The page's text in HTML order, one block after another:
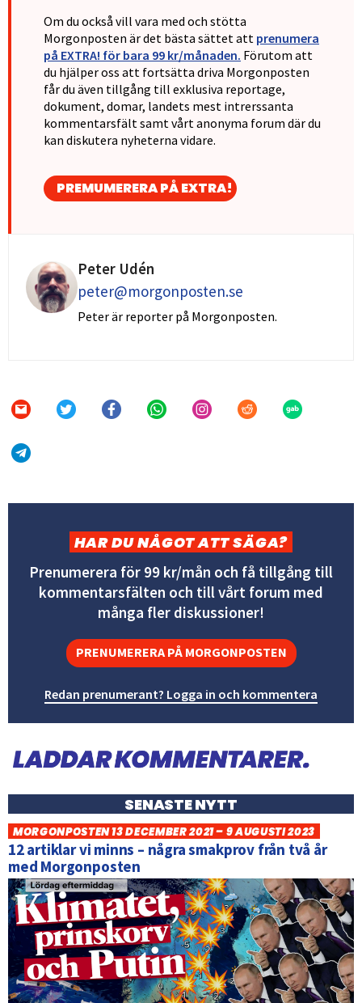
Om du också vill vara med och stötta
Morgonposten är det bästa sättet att prenumera
på EXTRA! för bara 99 kr/månaden. Förutom att
du hjälper oss att fortsätta driva Morgonposten
får du även tillgång till exklusiva reportage,
dokument, domar, landets mest intrerssanta
kommentarsfält samt vårt anonyma forum där du
kan diskutera nyheterna vidare.
PREMUMERERA PÅ EXTRA!
Peter Udén
peter@morgonposten.se
Peter är reporter på Morgonposten.
HAR DU NÅGOT ATT SÄGA?
Prenumerera för 99 kr/mån och få tillgång till
kommentarsfälten och till vårt forum med
många fler diskussioner!
PRENUMERERA PÅ MORGONPOSTEN
Redan prenumerant? Logga in och kommentera
SENASTE NYTT
MORGONPOSTEN 13 DECEMBER 2021 – 9 AUGUSTI 2023
12 artiklar vi minns – några smakprov från två år
med Morgonposten